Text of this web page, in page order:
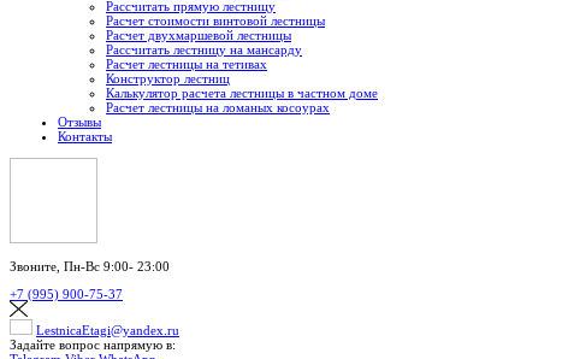
Рассчитать прямую лестницу
Расчет стоимости винтовой лестницы
Расчет двухмаршевой лестницы
Рассчитать лестницу на мансарду
Расчет лестницы на тетивах
Конструктор лестниц
Калькулятор расчета лестницы в частном доме
Расчет лестницы на ломаных косоурах
Отзывы
Контакты
Звоните, Пн-Вс 9:00- 23:00
+7 (995) 900-75-37
LestnicaEtagi@yandex.ru
Задайте вопрос напрямую в: